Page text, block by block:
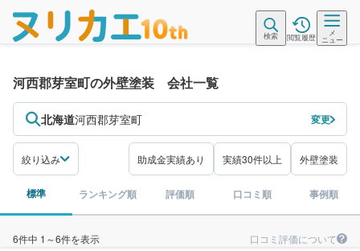
検索 閲覧履歴
メ
ニュー
河西郡芽室町の外壁塗装 会社一覧
北海道河西郡芽室町 変更
絞り込み 助成金実績あり 実績30件以上 外壁塗装
標準 ランキング順 評価順 口コミ順 事例順
6件中 1～6件を表示 口コミ評価について